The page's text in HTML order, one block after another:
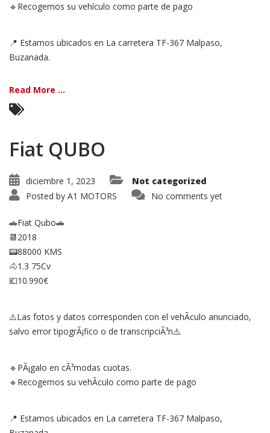
🔹Recogemos su vehículo como parte de pago
📍 Estamos ubicados en La carretera TF-367 Malpaso,
Buzanada.
Read More ...
Fiat QUBO
diciembre 1, 2023
Not categorized
Posted by A1 MOTORS No comments yet
🚗Fiat Qubo🚗
📆2018
📟88000 KMS
🐴1.3 75Cv
💶10.990€
⚠️Las fotos y datos corresponden con el vehÃ­culo anunciado,
salvo error tipogrÃ¡fico o de transcripciÃ³n⚠️
🔹PÃ¡galo en cÃ³modas cuotas.
🔹Recogemos su vehÃ­culo como parte de pago
📍 Estamos ubicados en La carretera TF-367 Malpaso,